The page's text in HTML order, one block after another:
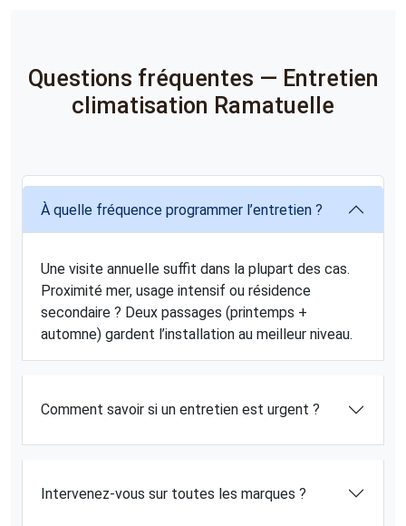
Questions fréquentes — Entretien
climatisation Ramatuelle
À quelle fréquence programmer l’entretien ?
Une visite annuelle suffit dans la plupart des cas.
Proximité mer, usage intensif ou résidence
secondaire ? Deux passages (printemps +
automne) gardent l’installation au meilleur niveau.
Comment savoir si un entretien est urgent ?
Intervenez-vous sur toutes les marques ?